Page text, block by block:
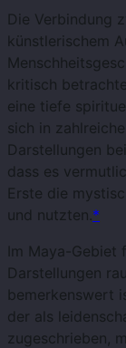
Die Verbindung
künstlerischem
kritisch
eine tiefe
sich in
Darstellungen
dass es
Erste die
und nutzten.*
Im Maya-Gebiet
Darstellungen
bemerkenswert
der als
zugeschrieben,